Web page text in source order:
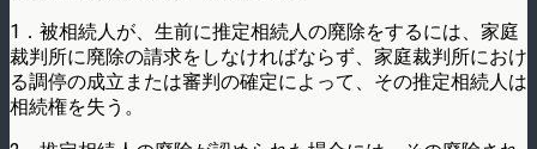
1．被相続人が、生前に推定相続人の廃除をするには、家庭
裁判所に廃除の請求をしなければならず、家庭裁判所におけ
る調停の成立または審判の確定によって、その推定相続人は
相続権を失う。